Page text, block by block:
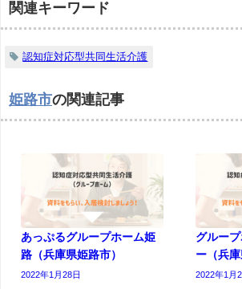
関連キーワード
認知症対応型共同生活介護
姫路市の関連記事
あっぷるグループホーム姫
路（兵庫県姫路市）
2022年1月28日
グルー
ー（兵庫
2022年1月